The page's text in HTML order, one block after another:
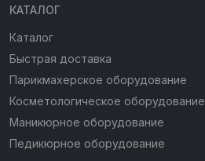
КАТАЛОГ
Каталог
Быстрая доставка
Парикмахерское оборудование
Косметологическое оборудование
Маникюрное оборудование
Педикюрное оборудование